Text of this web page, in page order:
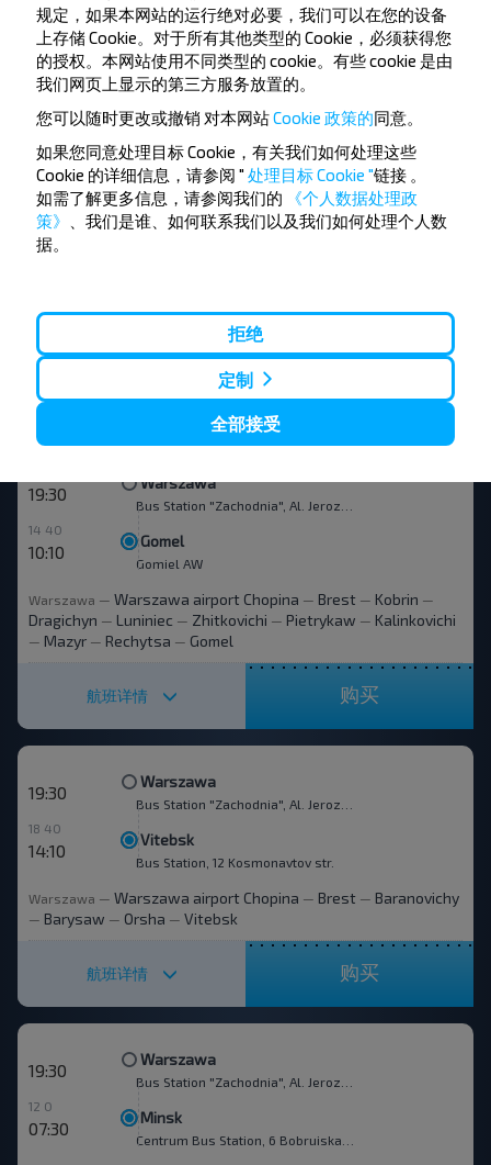
02:10
Gradno
Bus Station, 7a Krasnoarmeyska str.
Warszawa —Bialystok— Gradno
航班详情 购买
一, 三, 五
19:00
Warszawa
Kalinkovichi—
航班详情 购买
19:30
Warszawa
14 40
10:10
Gomel
Gomiel AW
Warszawa — Warszawa airport Chopina — Brest — Kobrin —
Dragichyn — Luniniec — Zhitkovichi — Pietrykaw — Kalinkovichi
— Mazyr — Rechytsa — Gomel
航班详情 购买
19:30
Warszawa
18 40
14:10
Vitebsk
Bus Station, 12 Kosmonavtov str.
Warszawa — Warszawa airport Chopina — Brest — Baranovichy
— Barysaw — Orsha — Vitebsk
航班详情 购买
19:30
Warszawa
12 0
07:30
Minsk
规定，如果本网站的运行绝对必要，我们可以在您的设备
上存储 Cookie。对于所有其他类型的 Cookie，必须获得您
的授权。本网站使用不同类型的 cookie。有些 cookie 是由
我们网页上显示的第三方服务放置的。
您可以随时更改或撤销 对本网站Cookie 政策的同意。
如果您同意处理目标 Cookie，有关我们如何处理这些
Cookie 的详细信息，请参阅 " 处理目标 Cookie "链接 。
如需了解更多信息，请参阅我们的
《个人数据处理政
策》
、我们是谁、如何联系我们以及我们如何处理个人数
据。
拒绝
定制
全部接受